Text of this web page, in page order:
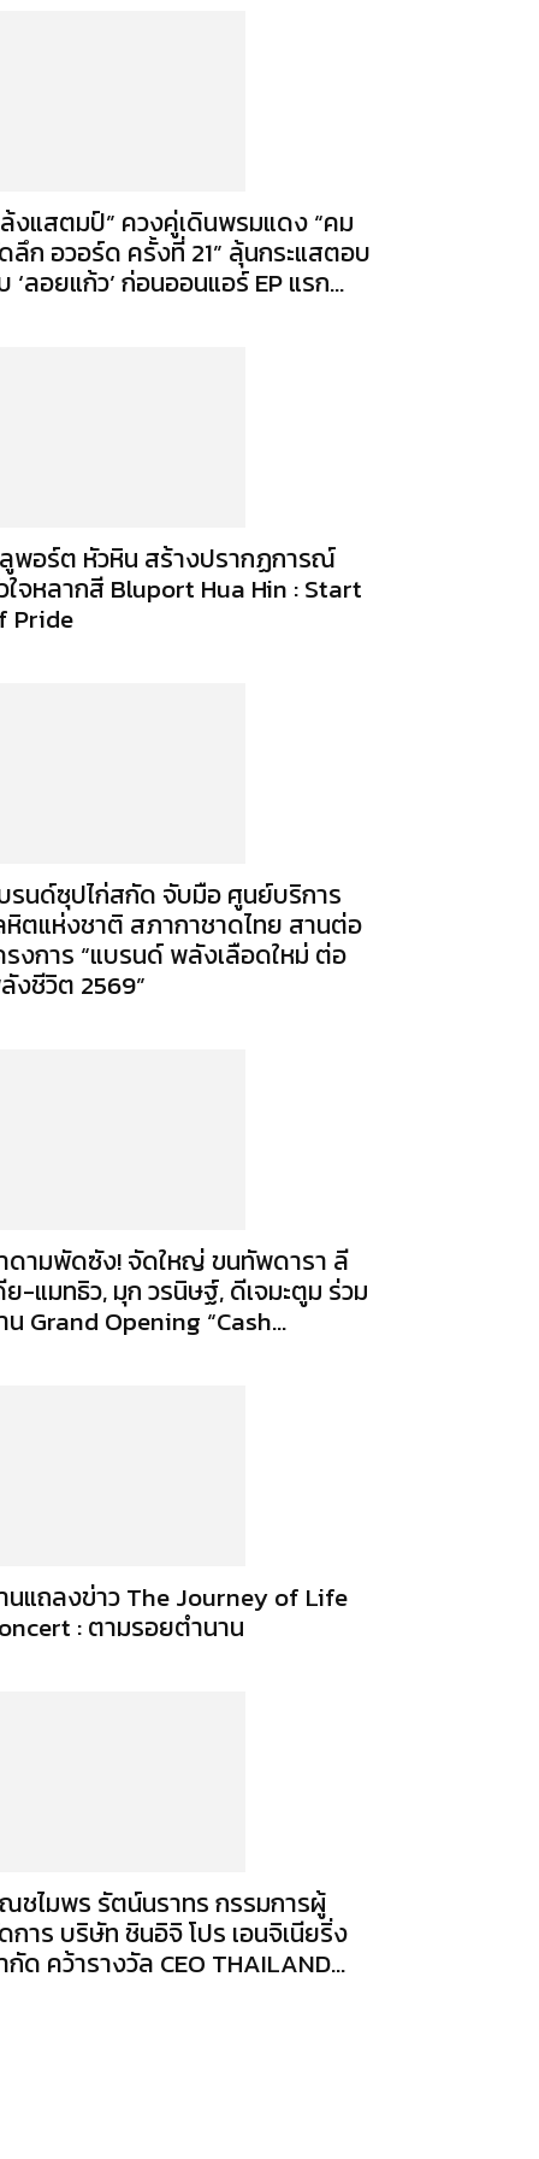
ล้งแสตมป์” ควงคู่เดินพรมแดง “คม
ลึก อวอร์ด ครั้งที่ 21” ลุ้นกระแสตอบ
‘ลอยแก้ว’ ก่อนออนแอร์ EP แรก...
พอร์ต หัวหิน สร้างปรากฏการณ์
ใจหลากสี Bluport Hua Hin : Start
Pride
รนด์ซุปไก่สกัด จับมือ ศูนย์บริการ
หิตแห่งชาติ สภากาชาดไทย สานต่อ
รงการ “แบรนด์ พลังเลือดใหม่ ต่อ
งชีวิต 2569”
ดามพัดซัง! จัดใหญ่ ขนทัพดารา ลี
ย-แมทธิว, มุก วรนิษฐ์, ดีเจมะตูม ร่วม
น Grand Opening “Cash...
นแถลงข่าว The Journey of Life
: ตามรอยตำนาน
ชไมพร​ รัตน์​นรา​ทร​ กรรมการ​ผู้
การ บริษัท​ ชินอิจิ​ โปร​ เอน​จิเนีย​ริ่ง​
กัด คว้ารางวัล CEO THAILAND...